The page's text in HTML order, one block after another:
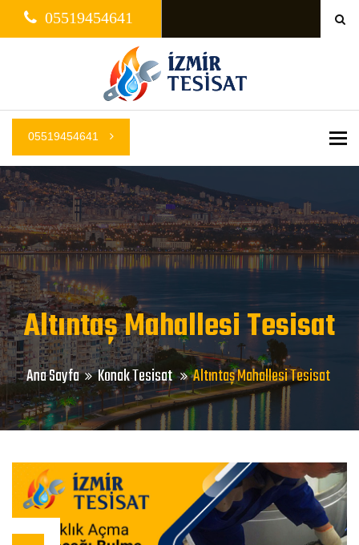
05519454641
05519454641
Altıntaş Mahallesi Tesisat
Ana Sayfa Konak Tesisat Altıntaş Mahallesi Tesisat